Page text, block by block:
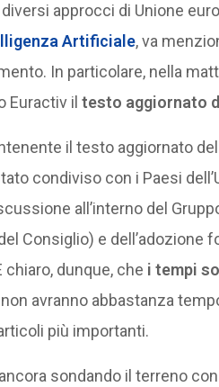
approcci di Unione
Artificiale, va
In particolare, nella
Euractiv il testo aggiornato
il testo aggiornato
condiviso con i Paesi
all’interno del
Consiglio) e dell’adozione
chiaro, dunque, che i tempi
avranno abbastanza
più importanti.
sondando il terreno